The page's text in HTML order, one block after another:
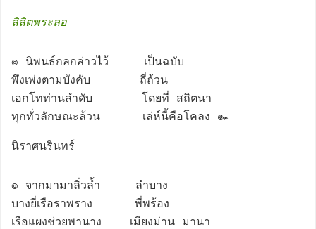
ลิลิตพระลอ
๏ นิพนธ์กลกล่าวไว้     เป็นฉบับ
พึงเพ่งตามบังคับ       ถี่ถ้วน
เอกโทท่านลำดับ       โดยที่ สถิตนา
ทุกทั่วลักษณะล้วน      เล่ห์นี้คือโคลง ๛
นิราศนรินทร์
๏ จากมามาลิ่วล้ำ     ลำบาง
บางยี่เรือราพราง      พี่พร้อง
เรือแผงช่วยพานาง    เมียงม่าน มานา